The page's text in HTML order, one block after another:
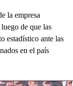
la empresa
luego de que las
estadístico ante las
en el país